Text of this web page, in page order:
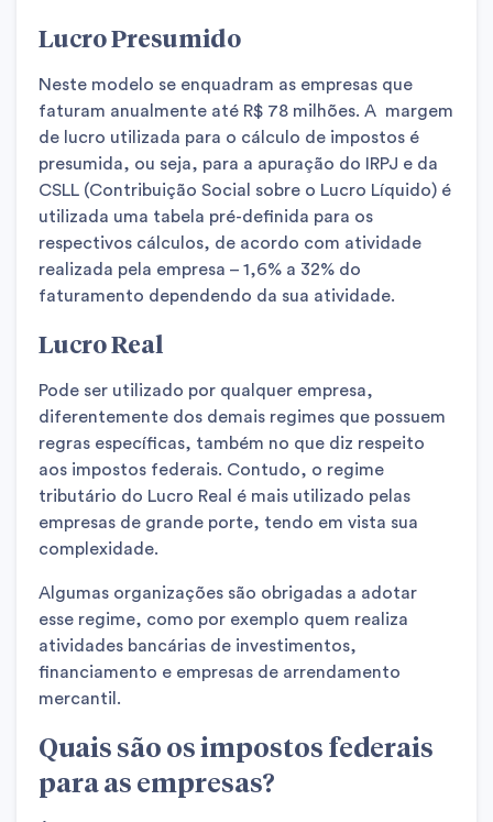
Lucro Presumido
Neste modelo se enquadram as empresas que
faturam anualmente até R$ 78 milhões. A margem
de lucro utilizada para o cálculo de impostos é
presumida, ou seja, para a apuração do IRPJ e da
CSLL (Contribuição Social sobre o Lucro Líquido) é
utilizada uma tabela pré-definida para os
respectivos cálculos, de acordo com atividade
realizada pela empresa – 1,6% a 32% do
faturamento dependendo da sua atividade.
Lucro Real
Pode ser utilizado por qualquer empresa,
diferentemente dos demais regimes que possuem
regras específicas, também no que diz respeito
aos impostos federais. Contudo, o regime
tributário do Lucro Real é mais utilizado pelas
empresas de grande porte, tendo em vista sua
complexidade.
Algumas organizações são obrigadas a adotar
esse regime, como por exemplo quem realiza
atividades bancárias de investimentos,
financiamento e empresas de arrendamento
mercantil.
Quais são os impostos federais
para as empresas?